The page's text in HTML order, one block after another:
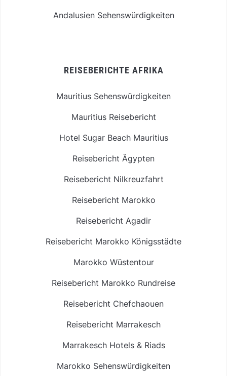
Andalusien Sehenswürdigkeiten
REISEBERICHTE AFRIKA
Mauritius Sehenswürdigkeiten
Mauritius Reisebericht
Hotel Sugar Beach Mauritius
Reisebericht Ägypten
Reisebericht Nilkreuzfahrt
Reisebericht Marokko
Reisebericht Agadir
Reisebericht Marokko Königsstädte
Marokko Wüstentour
Reisebericht Marokko Rundreise
Reisebericht Chefchaouen
Reisebericht Marrakesch
Marrakesch Hotels & Riads
Marokko Sehenswürdigkeiten